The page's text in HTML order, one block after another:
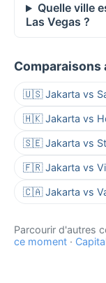
Quelle ville
Las Vegas ?
Comparaisons
🇺🇸 Jakarta vs
🇭🇰 Jakarta vs
🇸🇪 Jakarta vs
🇫🇷 Jakarta vs
🇨🇦 Jakarta vs
Parcourir d'autres
ce moment ·